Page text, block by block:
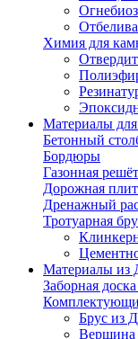
Химия для
Материалы
Бетонный
Бордюры
Газонная
Дорожная
Дренажный
Тротуарная
Материалы
Заборная
Брус из
Вершина